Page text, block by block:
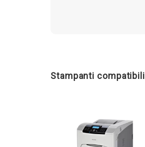
Stampanti compatibili